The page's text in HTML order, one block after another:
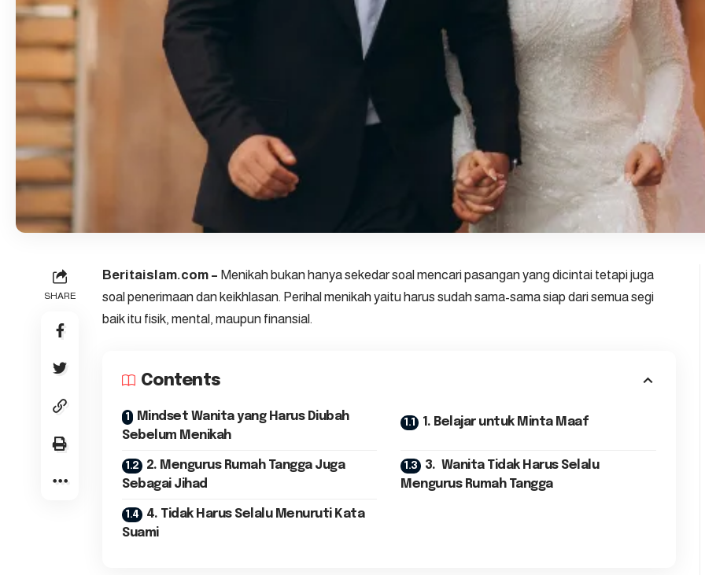
SHARE
Beritaislam.com – Menikah bukan hanya sekedar soal mencari pasangan yang dicintai tetapi juga
soal penerimaan dan keikhlasan. Perihal menikah yaitu harus sudah sama-sama siap dari semua segi
baik itu fisik, mental, maupun finansial.
Contents
Mindset Wanita yang Harus Diubah
Sebelum Menikah
1. Belajar untuk Minta Maaf
2. Mengurus Rumah Tangga Juga
Sebagai Jihad
3. Wanita Tidak Harus Selalu
Mengurus Rumah Tangga
4. Tidak Harus Selalu Menuruti Kata
Suami